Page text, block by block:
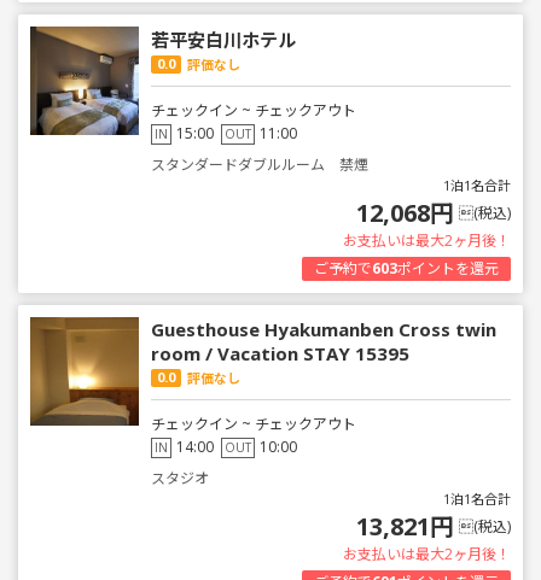
若平安白川ホテル
0.0 評価なし
チェックイン ~ チェックアウト
IN 15:00 OUT 11:00
スタンダードダブルルーム 禁煙
1泊1名合計
12,068円 (税込)
お支払いは最大2ヶ月後！
ご予約で603ポイントを還元
Guesthouse Hyakumanben Cross twin
room / Vacation STAY 15395
0.0 評価なし
チェックイン ~ チェックアウト
IN 14:00 OUT 10:00
スタジオ
1泊1名合計
13,821円 (税込)
お支払いは最大2ヶ月後！